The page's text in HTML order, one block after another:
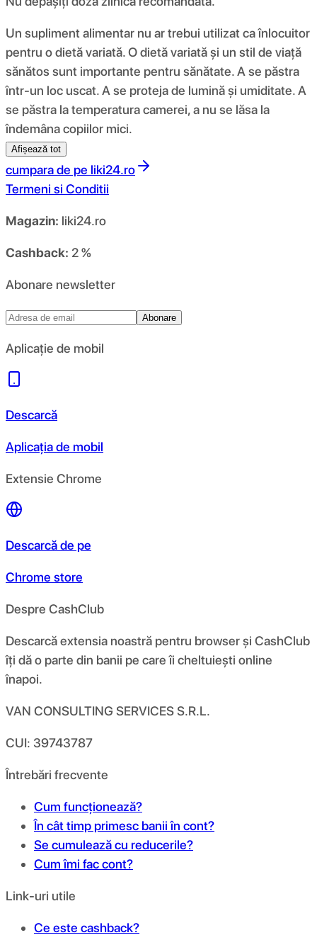
Un supliment alimentar nu ar trebui utilizat ca înlocuitor
pentru o dietă variată. O dietă variată și un stil de viață
sănătos sunt importante pentru sănătate. A se păstra
într-un loc uscat. A se proteja de lumină și umiditate. A
se păstra la temperatura camerei, a nu se lăsa la
îndemâna copiilor mici.
Afișează tot
cumpara de pe liki24.ro
Termeni si Conditii
Magazin: liki24.ro
Cashback: 2 %
Abonare newsletter
Abonare
Aplicație de mobil
Descarcă
Aplicația de mobil
Extensie Chrome
Descarcă de pe
Chrome store
Despre CashClub
Descarcă extensia noastră pentru browser și CashClub
îți dă o parte din banii pe care îi cheltuiești online
înapoi.
VAN CONSULTING SERVICES S.R.L.
CUI: 39743787
Întrebări frecvente
Cum funcționează?
În cât timp primesc banii în cont?
Se cumulează cu reducerile?
Cum îmi fac cont?
Link-uri utile
Ce este cashback?